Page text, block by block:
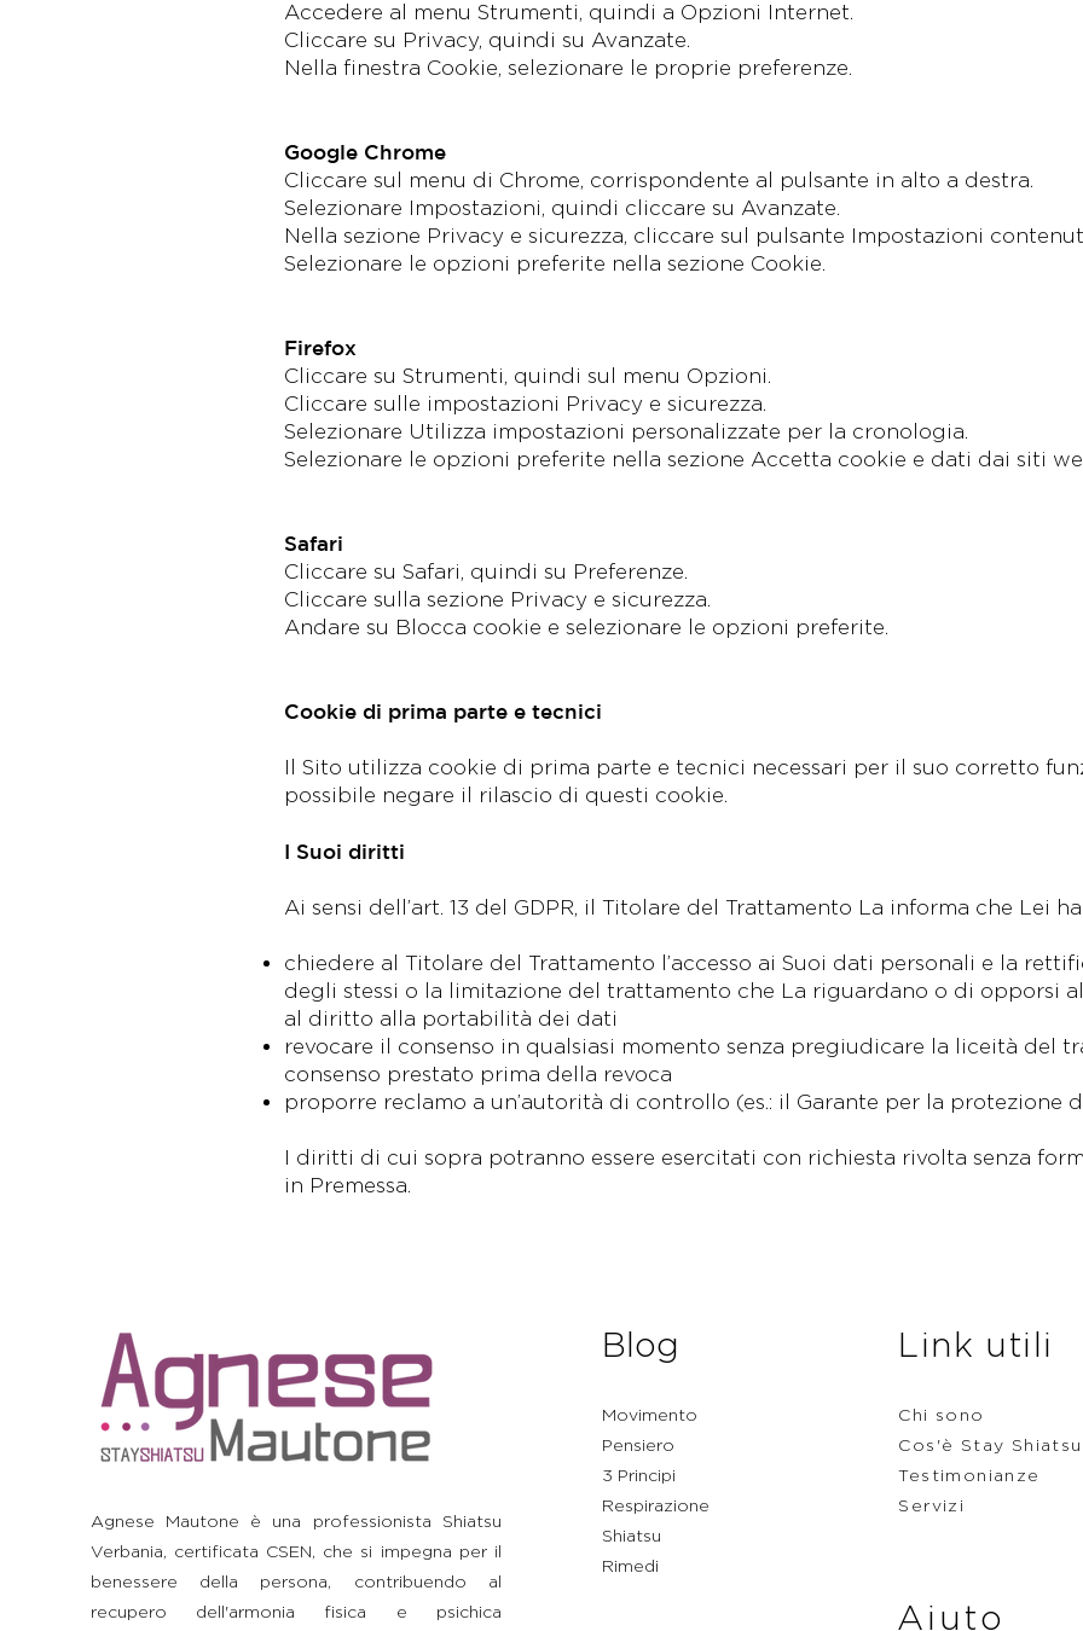
Accedere al menu Strumenti, quindi a Opzioni Internet.
Cliccare su Privacy, quindi su Avanzate.
Nella finestra Cookie, selezionare le proprie preferenze.
Google Chrome
Cliccare sul menu di Chrome, corrispondente al pulsante in alto a destra.
Selezionare Impostazioni, quindi cliccare su Avanzate.
Nella sezione Privacy e sicurezza, cliccare sul pulsante Impostazioni
Selezionare le opzioni preferite nella sezione Cookie.
Firefox
Cliccare su Strumenti, quindi sul menu Opzioni.
Cliccare sulle impostazioni Privacy e sicurezza.
Selezionare Utilizza impostazioni personalizzate per la cronologia.
Selezionare le opzioni preferite nella sezione Accetta cookie e dati dai siti
Safari
Cliccare su Safari, quindi su Preferenze.
Cliccare sulla sezione Privacy e sicurezza.
Andare su Blocca cookie e selezionare le opzioni preferite.
Cookie di prima parte e tecnici
Il Sito utilizza cookie di prima parte e tecnici necessari per il suo corretto
possibile negare il rilascio di questi cookie.
I Suoi diritti
Ai sensi dell’art. 13 del GDPR, il Titolare del Trattamento La informa che Lei
chiedere al Titolare del Trattamento l’accesso ai Suoi dati personali e la
degli stessi o la limitazione del trattamento che La riguardano o di opporsi
al diritto alla portabilità dei dati
revocare il consenso in qualsiasi momento senza pregiudicare la liceità del
consenso prestato prima della revoca
proporre reclamo a un’autorità di controllo (es.: il Garante per la protezione
I diritti di cui sopra potranno essere esercitati con richiesta rivolta senza
in Premessa.
Agnese Mautone è una professionista Shiatsu
Verbania, certificata CSEN, che si impegna per il
benessere della persona, contribuendo al
recupero dell'armonia fisica e psichica
Blog
Movimento
Pensiero
3 Principi
Respirazione
Shiatsu
Rimedi
Link utili
Chi sono
Cos'è Stay Shiatsu
Testimonianze
Servizi
Aiuto